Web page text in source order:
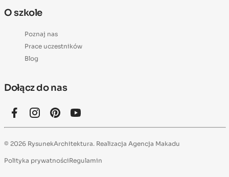
O szkole
Poznaj nas
Prace uczestników
Blog
Dołącz do nas
© 2026 RysunekArchitektura. Realizacja Agencja Makadu
Polityka prywatnościRegulamin